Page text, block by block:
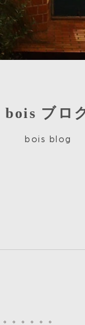
bois ブロ
bois blog
。。。。。